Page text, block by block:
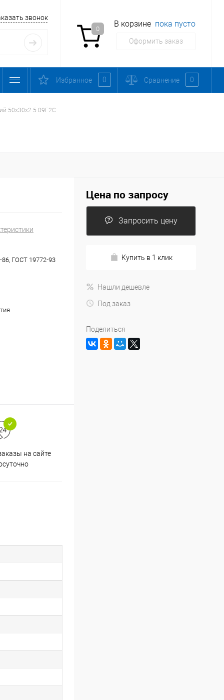
звонок
0
В корзине пока пусто
Оформить заказ
Избранное 0 Сравнение 0
50х30х2.5 09Г2С
ГОСТ 19772-93
на сайте
Цена по запросу
Запросить цену
Купить в 1 клик
Нашли дешевле
Под заказ
Поделиться